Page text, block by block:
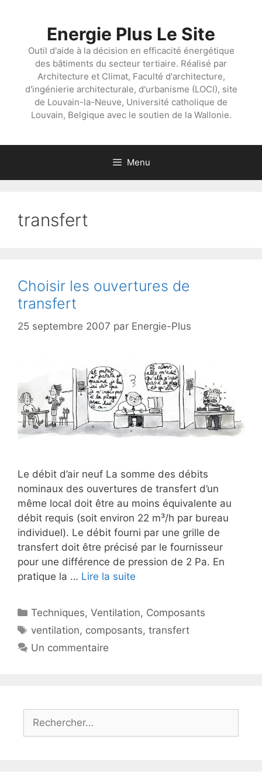
Energie Plus Le Site
Outil d'aide à la décision en efficacité énergétique
des bâtiments du secteur tertiaire. Réalisé par
Architecture et Climat, Faculté d'architecture,
d'ingénierie architecturale, d'urbanisme (LOCI), site
de Louvain-la-Neuve, Université catholique de
Louvain, Belgique avec le soutien de la Wallonie.
Menu
transfert
Choisir les ouvertures de
transfert
25 septembre 2007 par Energie-Plus
Le débit d’air neuf La somme des débits
nominaux des ouvertures de transfert d’un
même local doit être au moins équivalente au
débit requis (soit environ 22 m³/h par bureau
individuel). Le débit fourni par une grille de
transfert doit être précisé par le fournisseur
pour une différence de pression de 2 Pa. En
pratique la … Lire la suite
Catégories
Techniques,Ventilation, Composants
Étiquettes
ventilation, composants,transfert
Un commentaire
Rechercher :